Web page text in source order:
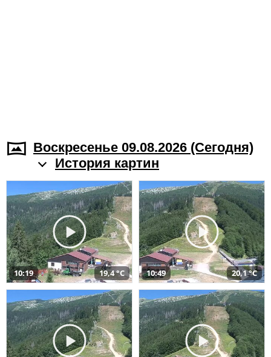
Воскресенье 09.08.2026 (Cегодня)
История картин
10:19 19,4 °C 10:49 20,1 °C